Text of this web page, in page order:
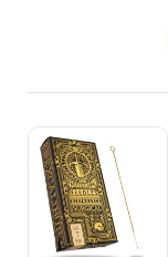
Цена
Количество